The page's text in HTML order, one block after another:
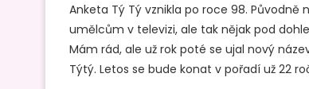
Anketa Tý Tý vznikla po roce 98.
umělcům v televizi, ale tak nějak pod
Mám rád, ale už rok poté se ujal nový
Týtý. Letos se bude konat v pořadí už 22